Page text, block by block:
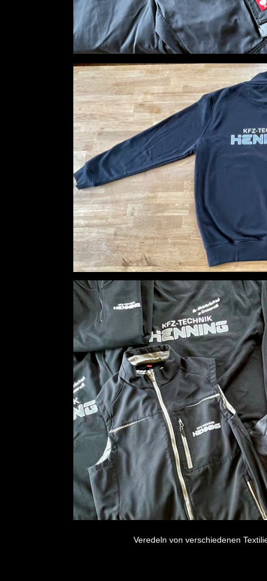
Veredeln von verschiedenen